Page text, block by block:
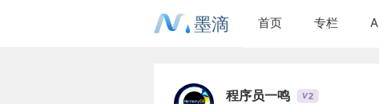
墨滴 首页 专栏
程序员一鸣 V2